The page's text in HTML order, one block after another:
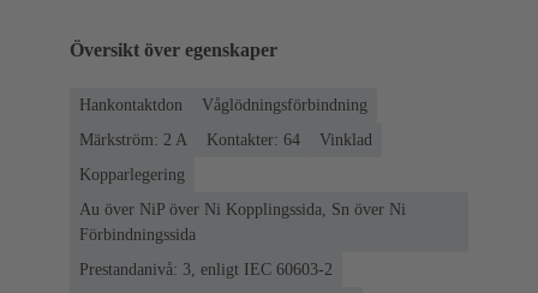
Översikt över egenskaper
Hankontaktdon
Våglödningsförbindning
Märkström: ‌2 A
Kontakter: 64
Vinklad
Kopparlegering
Au över NiP över Ni Kopplingssida, Sn över Ni
Förbindningssida
Prestandanivå: 3, enligt IEC 60603-2